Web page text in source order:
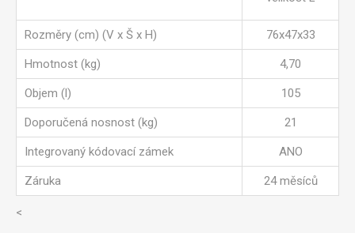
Rozměry (cm) (V x Š x H) 76x47x33
Hmotnost (kg) 4,70
Objem (l) 105
Doporučená nosnost (kg) 21
Integrovaný kódovací zámek ANO
Záruka 24 měsíců
<